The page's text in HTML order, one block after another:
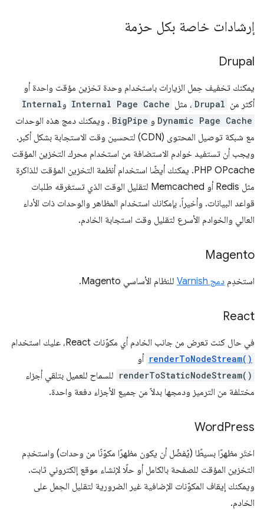
إرشادات خاصة بكل حزمة
Drupal
يمكنك تخفيف حِمل الزيارات باستخدام وحدة تخزين مؤقت واحدة أو
أكثر من Drupal ، مثل Internal Page Cache وInternal
Dynamic Page Cache و BigPipe . ويمكنك دمج هذه الوحدات
مع شبكة توصيل المحتوى (CDN) لتحسين وقت الاستجابة بشكل أكبر.
ويجب أن تستفيد خوادم الاستضافة من استخدام محرك التخزين المؤقت
PHP OPcache. يمكنك أيضًا استخدام أنظمة التخزين المؤقت للذاكرة
مثل Redis أو Memcached لتقليل الوقت الذي تستغرقه طلبات
قواعد البيانات. وأخيراً، بإمكانك استخدام المظاهر والوحدات ذات الأداء
العالي والخوادم الأسرع لتقليل وقت استجابة الخادم.
Magento
استخدِم دمج Varnish للنظام الأساسي Magento.
React
في حال كنت تعرض من جانب الخادم أي مكوّنات React، عليك استخدام
renderToNodeStream() أو
renderToStaticNodeStream() للسماح للعميل بتلقي أجزاء
مختلفة من الترميز ودمجها بدلاً من جميع الأجزاء دفعة واحدة.
WordPress
اختَر مظهرًا بسيطًا (يُفضّل أن يكون مظهرًا مكوّنًا من وحدات) واستخدِم
التخزين المؤقت للصفحة بالكامل أو حلًا لإنشاء موقع إلكتروني ثابت.
ويمكنك إيقاف المكوّنات الإضافية غير الضرورية لتقليل الحِمل على
الخادم.